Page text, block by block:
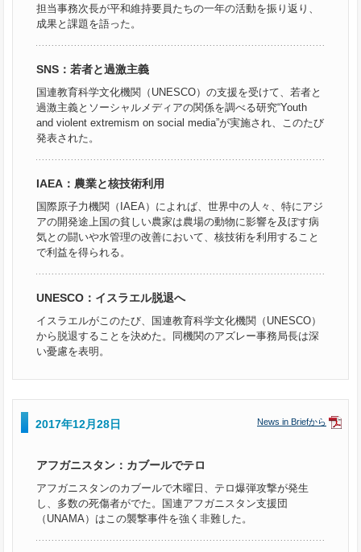
担当事務次長が平和維持要員たちの一年の活動を振り返り、
成果と課題を語った。
SNS：若者と過激主義
国連教育科学文化機関（UNESCO）の支援を受けて、若者と
過激主義とソーシャルメディアの関係を調べる研究“Youth
and violent extremism on social media”が実施され、このたび
発表された。
IAEA：農業と核技術利用
国際原子力機関（IAEA）によれば、世界中の人々、特にアジ
アの開発途上国の貧しい農家は農場の動物に影響を及ぼす病
気との闘いや水管理の改善において、核技術を利用すること
で利益を得られる。
UNESCO：イスラエル脱退へ
イスラエルがこのたび、国連教育科学文化機関（UNESCO）
から脱退することを決めた。同機関のアズレー事務局長は深
い憂慮を表明。
2017年12月28日 News in Briefから
アフガニスタン：カブールでテロ
アフガニスタンのカブールで木曜日、テロ爆弾攻撃が発生
し、多数の死傷者がでた。国連アフガニスタン支援団
（UNAMA）はこの襲撃事件を強く非難した。